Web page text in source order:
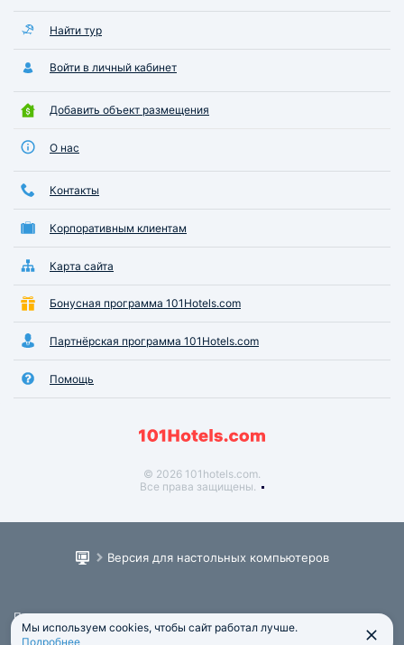
Найти тур
Войти в личный кабинет
Добавить объект размещения
О нас
Контакты
Корпоративным клиентам
Карта сайта
Бонусная программа 101Hotels.com
Партнёрская программа 101Hotels.com
Помощь
© 2026 101hotels.com.
Все права защищены.
Версия для настольных компьютеров
Пользовательское соглашение
Юридическая информация
Мы используем cookies, чтобы сайт работал лучше.
Подробнее